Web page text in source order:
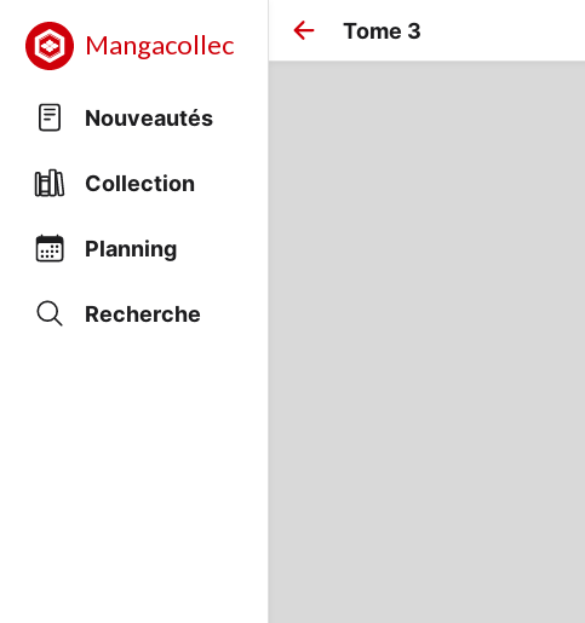
Mangacollec
Nouveautés
Collection
Planning
Recherche
Tome 3